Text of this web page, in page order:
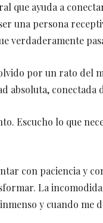
que ayuda a
una persona
verdaderamente
por un rato del
absoluta,
Escucho lo que
con paciencia y
La
y cuando me